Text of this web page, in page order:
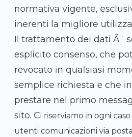
normativa vigente,
inerenti la migliore
Il trattamento dei dati Ã¨
esplicito consenso, che
revocato in qualsiasi
semplice richiesta e che
prestare nel primo
sito. Ci riserviamo in ogni
utenti comunicazioni via